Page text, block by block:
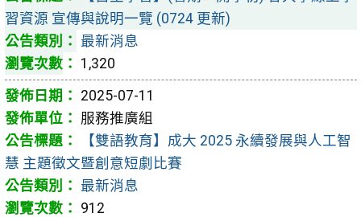
習資源 宣傳與說明一覽 (0724 更新)
最新消息
1,320
2025-07-11
服務推廣組
【雙語教育】成大 2025 永續發展與人工智
慧 主題徵文暨創意短劇比賽
最新消息
912